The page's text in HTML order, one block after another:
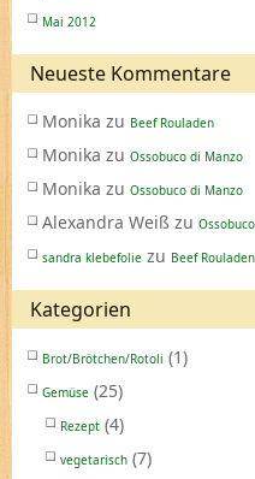
Mai 2012
Neueste Kommentare
Monika zu Beef Rouladen
Monika zu Ossobuco di Manzo
Monika zu Ossobuco di Manzo
Alexandra Weiß zu
sandra klebefolie zu Beef Rouladen
Kategorien
Brot/Brötchen/Rotoli (1)
Gemüse (25)
Rezept (4)
vegetarisch (7)